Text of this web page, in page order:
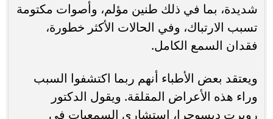
شديدة، بما في ذلك طنين مؤلم، وأصوات مكتومة
تسبب الارتباك، وفي الحالات الأكثر خطورة،
فقدان السمع الكامل.
ويعتقد بعض الأطباء أنهم ربما اكتشفوا السبب
وراء هذه الأعراض المقلقة. ويقول الدكتور
روبرت ديسوجرا، استشاري السمعيات في